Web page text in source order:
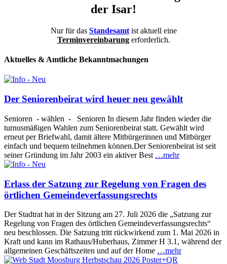
der Isar!
Nur für das Standesamtist aktuell eine
Terminvereinbarung erforderlich.
Aktuelles & Amtliche Bekanntmachungen
Der Seniorenbeirat wird heuer neu gewählt
Senioren - wählen - Senioren In diesem Jahr finden wieder die
turnusmäßigen Wahlen zum Seniorenbeirat statt. Gewählt wird
erneut per Briefwahl, damit ältere Mitbürgerinnen und Mitbürger
einfach und bequem teilnehmen können.Der Seniorenbeirat ist seit
seiner Gründung im Jahr 2003 ein aktiver Best …mehr
Erlass der Satzung zur Regelung von Fragen des
örtlichen Gemeindeverfassungsrechts
Der Stadtrat hat in der Sitzung am 27. Juli 2026 die „Satzung zur
Regelung von Fragen des örtlichen Gemeindeverfassungsrechts“
neu beschlossen. Die Satzung tritt rückwirkend zum 1. Mai 2026 in
Kraft und kann im Rathaus/Huberhaus, Zimmer H 3.1, während der
allgemeinen Geschäftszeiten und auf der Home …mehr